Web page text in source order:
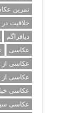
تمرین
خلاقیت
دیافراگم
عکاسی
عکاسی از
عکاسی از
عکاسی
عکاسی